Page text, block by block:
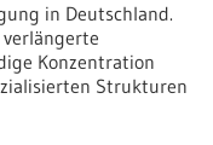
in Deutschland.
Konzentration
Strukturen